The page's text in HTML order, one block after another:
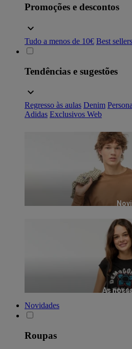
Promoções e descontos
Tudo a menos de 10€ Best sellers
Tendências e sugestões
Regresso às aulas Denim
Adidas Exclusivos Web
As
Novidades
Roupas